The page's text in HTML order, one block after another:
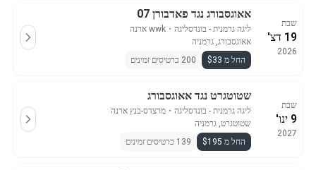
שבת
19 דצ'
2026
אאוגסבורג נגד פאדבורן 07
ליגה גרמנית - בונדסליגה ・ wwk ארנה
אאוגסבורג, גרמניה
החל מ $33
200 כרטיסים זמינים
שבת
9 ינו'
2027
שטוטגרט נגד אאוגסבורג
ליגה גרמנית - בונדסליגה ・ מרצדס-בנץ ארנה
שטוטגרט, גרמניה
החל מ $195
139 כרטיסים זמינים